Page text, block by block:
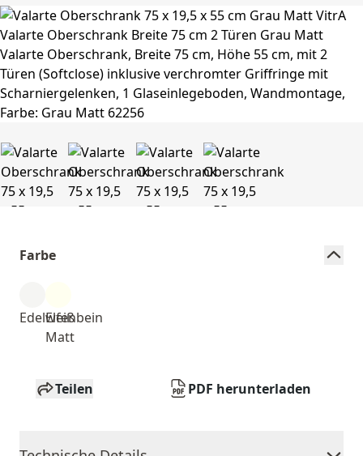
Farbe
Edelweiß
Elfenbein
Matt
Teilen PDF herunterladen